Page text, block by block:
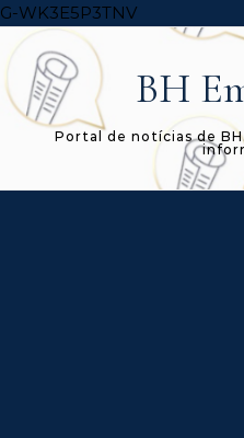
G-WK3E5P3TNVSkip to
BH
Portal de notícias de